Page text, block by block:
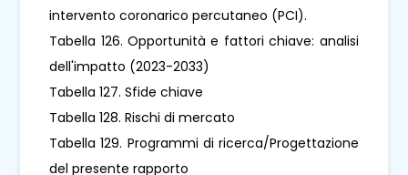
intervento coronarico percutaneo (PCI).
Tabella 126. Opportunità e fattori chiave: analisi
dell'impatto (2023-2033)
Tabella 127. Sfide chiave
Tabella 128. Rischi di mercato
Tabella 129. Programmi di ricerca/Progettazione
del presente rapporto